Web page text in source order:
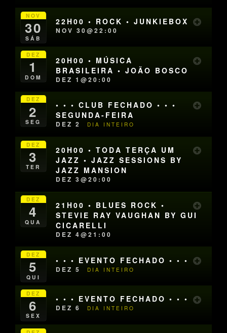
NOV
30
SÁB
22H00 • ROCK • JUNKIEBOX
NOV 30@22:00
DEZ
1
DOM
20H00 • MÚSICA
BRASILEIRA • JOÃO BOSCO
DEZ 1@20:00
DEZ
2
SEG
• • • CLUB FECHADO • • •
SEGUNDA-FEIRA
DEZ 2 DIA INTEIRO
DEZ
3
TER
20H00 • TODA TERÇA UM
JAZZ • JAZZ SESSIONS BY
JAZZ MANSION
DEZ 3@20:00
DEZ
4
QUA
21H00 • BLUES ROCK •
STEVIE RAY VAUGHAN BY GUI
CICARELLI
DEZ 4@21:00
DEZ
5
QUI
• • • EVENTO FECHADO • • •
DEZ 5 DIA INTEIRO
DEZ
6
SEX
• • • EVENTO FECHADO • • •
DEZ 6 DIA INTEIRO